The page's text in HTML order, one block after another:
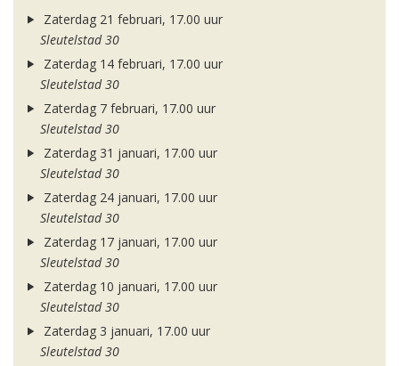
Zaterdag 21 februari, 17.00 uur
Sleutelstad 30
Zaterdag 14 februari, 17.00 uur
Sleutelstad 30
Zaterdag 7 februari, 17.00 uur
Sleutelstad 30
Zaterdag 31 januari, 17.00 uur
Sleutelstad 30
Zaterdag 24 januari, 17.00 uur
Sleutelstad 30
Zaterdag 17 januari, 17.00 uur
Sleutelstad 30
Zaterdag 10 januari, 17.00 uur
Sleutelstad 30
Zaterdag 3 januari, 17.00 uur
Sleutelstad 30